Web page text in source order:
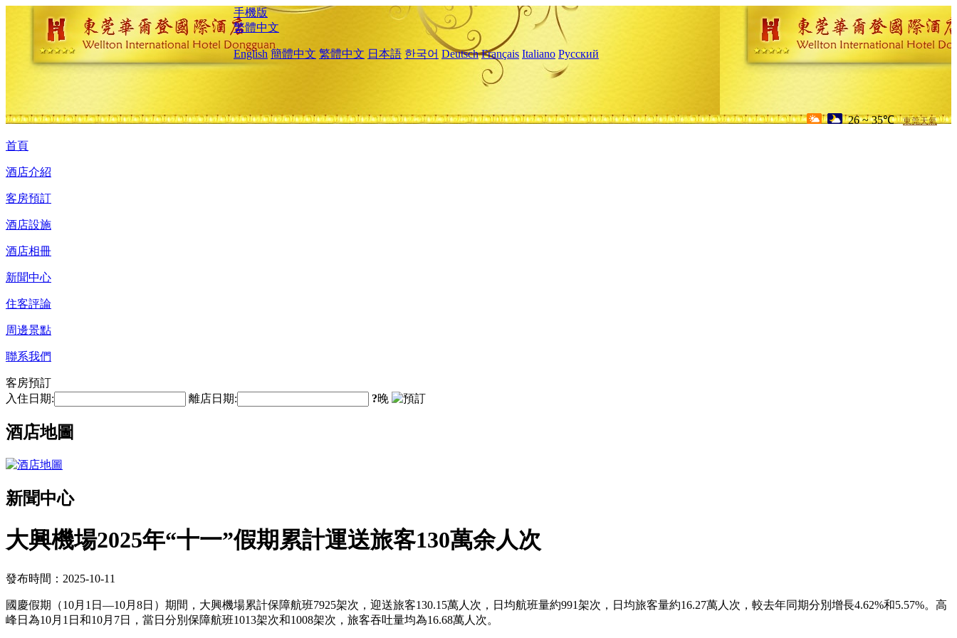
手機版
繁體中文
English 簡體中文 繁體中文 日本語 한국어 Deutsch Français Italiano Русский
26 ~ 35℃ 東莞天氣
首頁
酒店介紹
客房預訂
酒店設施
酒店相冊
新聞中心
住客評論
周邊景點
聯系我們
客房預訂
入住日期:
離店日期: ?晚
酒店地圖
新聞中心
大興機場2025年“十一”假期累計運送旅客130萬余人次
發布時間：2025-10-11
國慶假期（10月1日—10月8日）期間，大興機場累計保障航班7925架次，迎送旅客130.15萬人次，日均航班量約991架次，日均旅客量約16.27萬人次，較去年同期分別增長4.62%和5.57%。高
峰日為10月1日和10月7日，當日分別保障航班1013架次和1008架次，旅客吞吐量均為16.68萬人次。